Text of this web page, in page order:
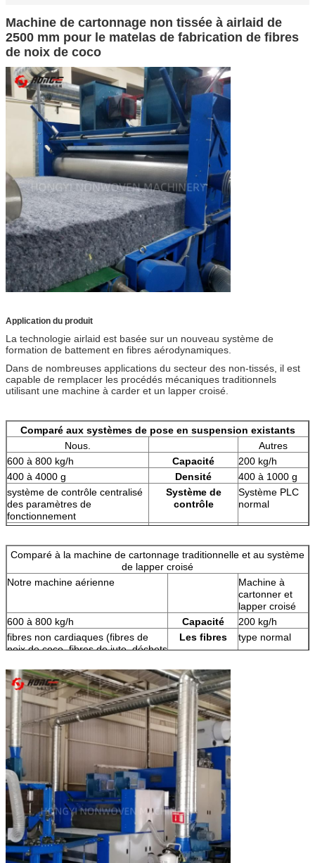
Machine de cartonnage non tissée à airlaid de
2500 mm pour le matelas de fabrication de fibres
de noix de coco
Application du produit
La technologie airlaid est basée sur un nouveau système de
formation de battement en fibres aérodynamiques.
Dans de nombreuses applications du secteur des non-tissés, il est
capable de remplacer les procédés mécaniques traditionnels
utilisant une machine à carder et un lapper croisé.
Comparé aux systèmes de pose en suspension existants
Nous.
Autres
600 à 800 kg/h
Capacité
200 kg/h
400 à 4000 g
Densité
400 à 1000 g
système de contrôle centralisé
des paramètres de
fonctionnement
Système de
contrôle
Système PLC
normal
longitudinale et transvésale
système de collecte des
poussières à haute
performance
Système de
collecte des
/
Comparé à la machine de cartonnage traditionnelle et au système
de lapper croisé
Notre machine aérienne
Machine à
cartonner et
lapper croisé
600 à 800 kg/h
Capacité
200 kg/h
fibres non cardiaques (fibres de
noix de coco, fibres de jute, déchets
Les fibres type normal
extrêmement limité Maintenance
simple
Opération